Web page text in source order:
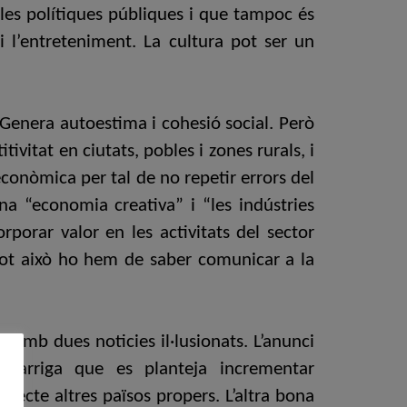
polítiques públiques i que tampoc és
La cultura pot ser un
autoestima i cohesió social. Però
en ciutats, pobles i zones rurals, i
per tal de no repetir errors del
“economia creativa” i “les indústries
valor en les activitats del sector
això ho hem de saber comunicar a la
dues noticies il·lusionats. L’anunci
que es planteja incrementar
altres països propers. L’altra bona